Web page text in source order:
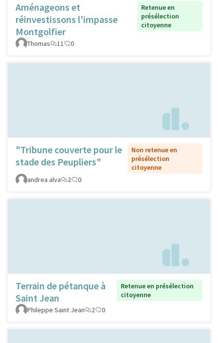
Aménageons et
réinvestissons l'impasse
Montgolfier
Retenue en
présélection
citoyenne
Thomas 11 0
"Tribune couverte pour le
stade des Peupliers"
Non retenue en
présélection
citoyenne
andrea alva
2 0
Terrain de pétanque à
Saint Jean
Retenue en présélection
citoyenne
Phileppe Saint Jean
2 0